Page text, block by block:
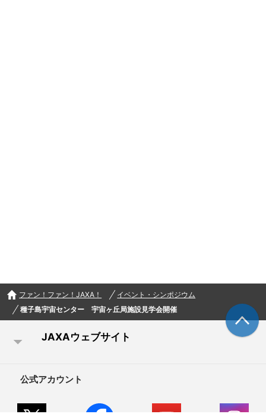
ファン！ファン！JAXA！
イベント・シンポジウム
種子島宇宙センター 宇宙ヶ丘局施設見学会開催
JAXAウェブサイト
公式アカウント